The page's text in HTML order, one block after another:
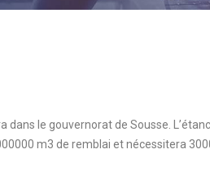
dans le gouvernorat de Sousse.
m3 de remblai et nécessitera